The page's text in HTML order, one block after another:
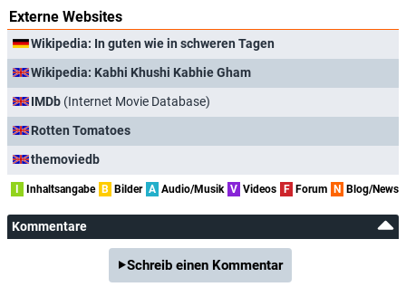
Externe Websites
Wikipedia: In guten wie in schweren Tagen
Wikipedia: Kabhi Khushi Kabhie Gham
IMDb (Internet Movie Database)
Rotten Tomatoes
themoviedb
I Inhaltsangabe B Bilder A Audio/Musik V Videos F Forum N Blog/News
Kommentare
Schreib einen Kommentar